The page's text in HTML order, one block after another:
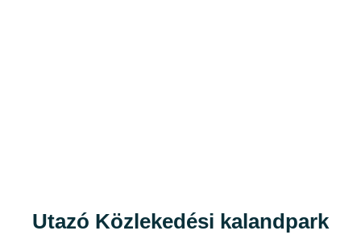
Utazó Közlekedési kalandpark